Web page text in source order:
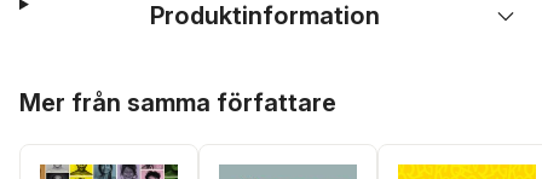
Produktinformation
Mer från samma författare